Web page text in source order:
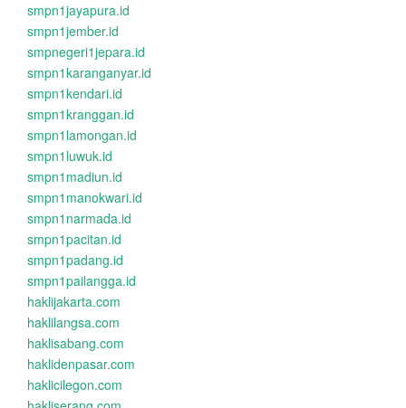
smpn1jayapura.id
smpn1jember.id
smpnegeri1jepara.id
smpn1karanganyar.id
smpn1kendari.id
smpn1kranggan.id
smpn1lamongan.id
smpn1luwuk.id
smpn1madiun.id
smpn1manokwari.id
smpn1narmada.id
smpn1pacitan.id
smpn1padang.id
smpn1pailangga.id
haklijakarta.com
haklilangsa.com
haklisabang.com
haklidenpasar.com
haklicilegon.com